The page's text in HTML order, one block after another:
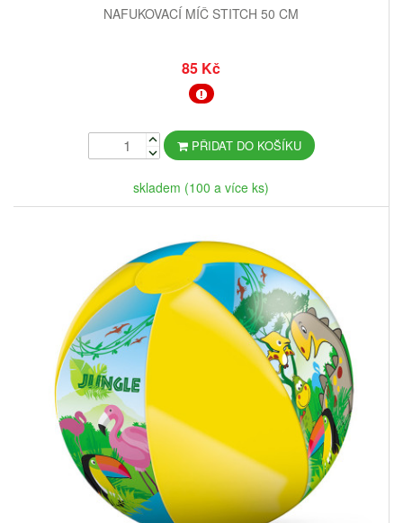
NAFUKOVACÍ MÍČ STITCH 50 CM
85 Kč
PŘIDAT DO KOŠÍKU
skladem (100 a více ks)